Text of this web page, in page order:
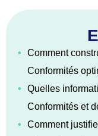
•
Comment
Conformités
•
Quelles
Conformités et
•
Comment